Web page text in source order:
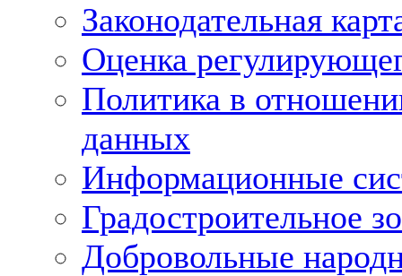
Законодательная
Оценка
Политика в
данных
Информационные
Градостроительное
Добровольные